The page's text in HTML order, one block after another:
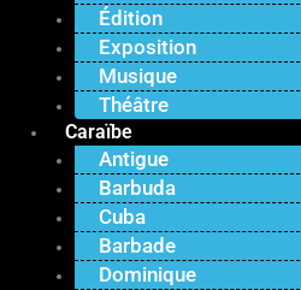
Édition
Exposition
Musique
Théâtre
Caraïbe
Antigue
Barbuda
Cuba
Barbade
Dominique